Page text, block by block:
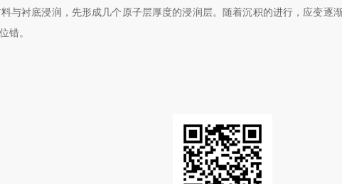
与衬底浸润，先形成几个原子层厚度的浸润层。随着沉积的进行，应变逐
错。